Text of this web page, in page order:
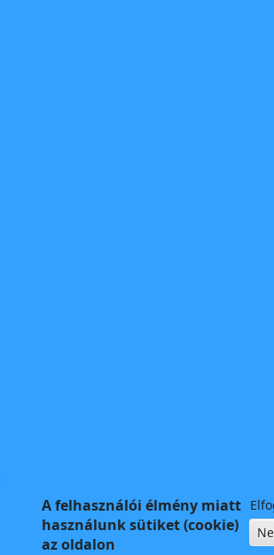
A felhasználói élmény miatt
használunk sütiket (cookie)
az oldalon